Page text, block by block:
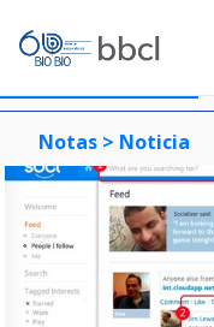
Notas > Noticia